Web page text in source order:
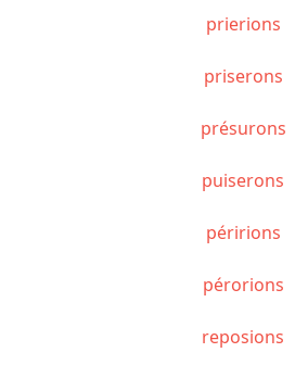
prierions
priserons
présurons
puiserons
péririons
pérorions
reposions